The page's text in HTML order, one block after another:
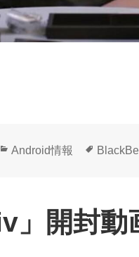
カ
ー
Android情報
タ
」開封動